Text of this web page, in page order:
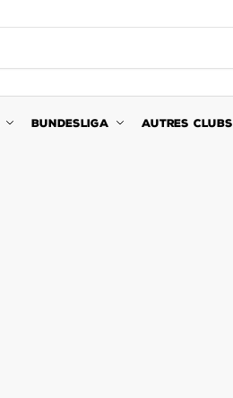
BUNDESLIGA AUTRES CLUBS